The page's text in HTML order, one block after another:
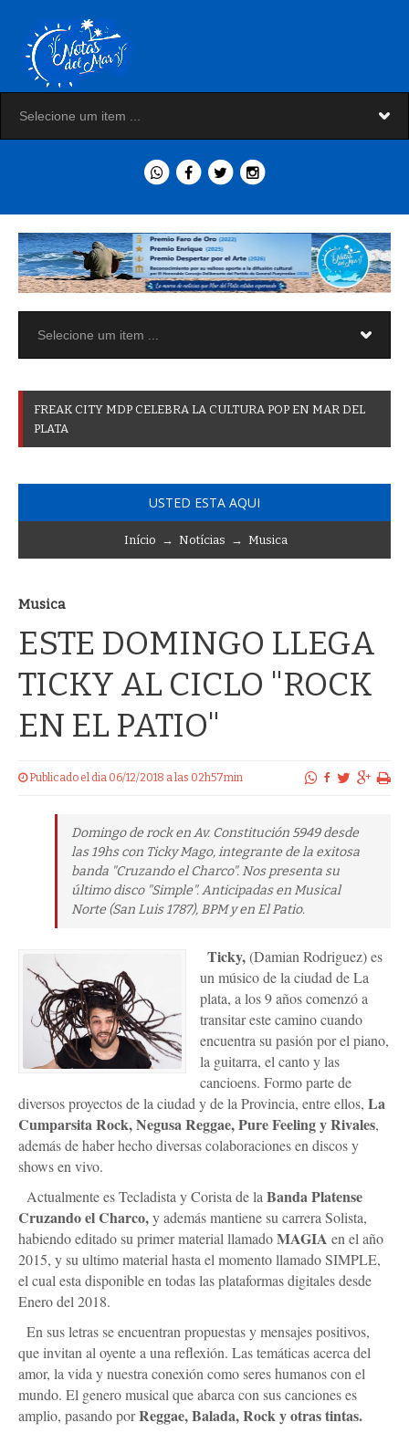
FREAK CITY MDP CELEBRA LA CULTURA POP EN MAR DEL
PLATA
USTED ESTA AQUI
Início → Notícias → Musica
Musica
ESTE DOMINGO LLEGA
TICKY AL CICLO "ROCK
EN EL PATIO"
Publicado el dia 06/12/2018 a las 02h57min
Domingo de rock en Av. Constitución 5949 desde
las 19hs con Ticky Mago, integrante de la exitosa
banda "Cruzando el Charco". Nos presenta su
último disco "Simple". Anticipadas en Musical
Norte (San Luis 1787), BPM y en El Patio.
Ticky,(Damian Rodriguez) es
un músico de la ciudad de La
plata, a los 9 años comenzó a
transitar este camino cuando
encuentra su pasión por el piano,
la guitarra, el canto y las
cancioens. Formo parte de
diversos proyectos de la ciudad y de la Provincia, entre ellos, La
Cumparsita Rock, Negusa Reggae, Pure Feeling y Rivales,
además de haber hecho diversas colaboraciones en discos y
shows en vivo.
Actualmente es Tecladista y Corista de la Banda Platense
Cruzando el Charco,y además mantiene su carrera Solista,
habiendo editado su primer material llamadoMAGIA en el año
2015, y su ultimo material hasta el momento llamado SIMPLE,
el cual esta disponible en todas las plataformas digitales desde
Enero del 2018.
En sus letras se encuentran propuestas y mensajes positivos,
que invitan al oyente a una reflexión. Las temáticas acerca del
amor, la vida y nuestra conexión como seres humanos con el
mundo. El genero musical que abarca con sus canciones es
amplio, pasando porReggae, Balada, Rock y otras tintas.